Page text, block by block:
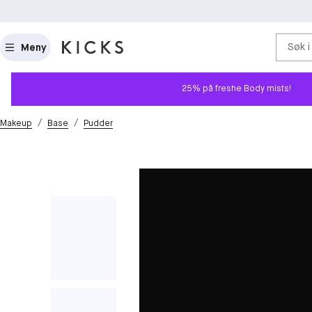
Meny Søk
25% på freshe Body mists!
Makeup / Base / Pudder